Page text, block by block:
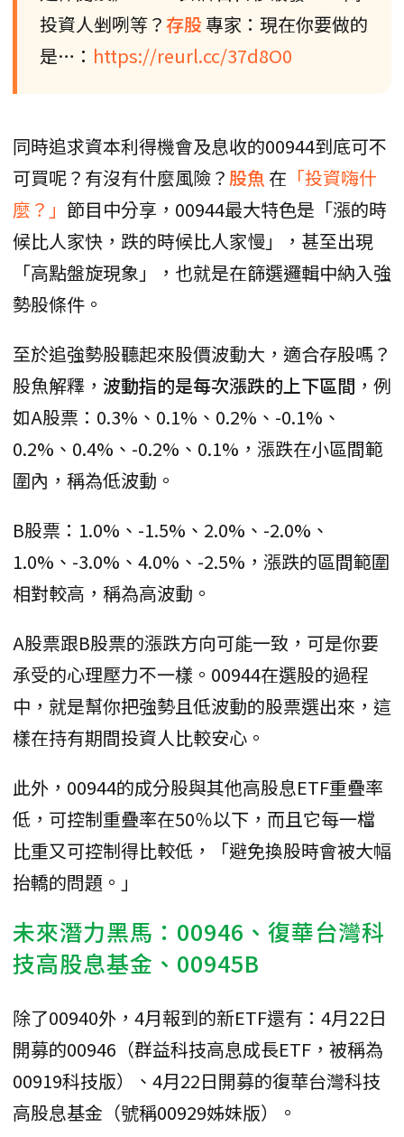
投資人剉咧等？存股專家：現在你要做的
是…： https://reurl.cc/37d8O0
同時追求資本利得機會及息收的00944到底可不
可買呢？有沒有什麼風險？股魚 在 「投資嗨什
麼？」 節目中分享，00944最大特色是「漲的時
候比人家快，跌的時候比人家慢」，甚至出現
「高點盤旋現象」，也就是在篩選邏輯中納入強
勢股條件。
至於追強勢股聽起來股價波動大，適合存股嗎？
股魚解釋， 波動指的是每次漲跌的上下區間 ，例
如A股票：0.3%、0.1%、0.2%、-0.1%、
0.2%、0.4%、-0.2%、0.1%，漲跌在小區間範
圍內，稱為低波動。
B股票：1.0%、-1.5%、2.0%、-2.0%、
1.0%、-3.0%、4.0%、-2.5%，漲跌的區間範圍
相對較高，稱為高波動。
A股票跟B股票的漲跌方向可能一致，可是你要
承受的心理壓力不一樣。00944在選股的過程
中，就是幫你把強勢且低波動的股票選出來，這
樣在持有期間投資人比較安心。
此外，00944的成分股與其他高股息ETF重疊率
低，可控制重疊率在50％以下，而且它每一檔
比重又可控制得比較低，「避免換股時會被大幅
抬轎的問題。」
未來潛力黑馬：00946、復華台灣科
技高股息基金、00945B
除了00940外，4月報到的新ETF還有：4月22日
開募的00946（群益科技高息成長ETF，被稱為
00919科技版）、4月22日開募的復華台灣科技
高股息基金（號稱00929姊妹版）。